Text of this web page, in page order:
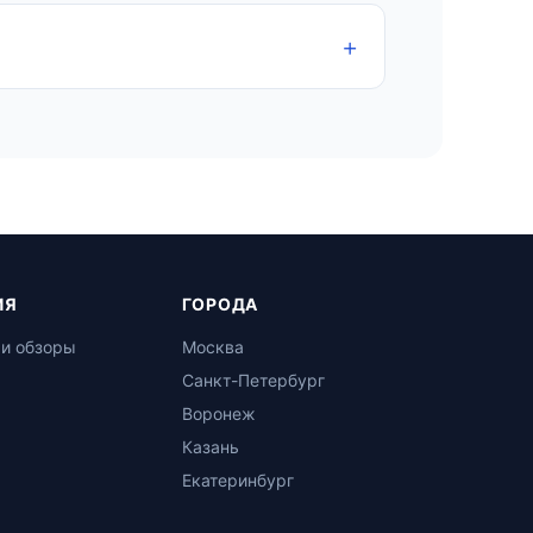
обзоры
ГОРОДА
Москва
Санкт-Петербург
Воронеж
Казань
Екатеринбург